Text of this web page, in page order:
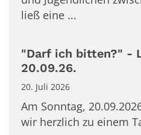
ließ eine ...
"Darf ich bitten?" -
20.09.26.
20. Juli 2026
Am Sonntag,
wir herzlich zu einem